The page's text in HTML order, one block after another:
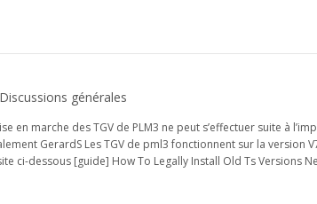
Discussions générales
en marche des TGV de PLM3 ne peut s’effectuer suite à
GerardS Les TGV de pml3 fonctionnent sur la version
ci-dessous [guide] How To Legally Install Old Ts Versions